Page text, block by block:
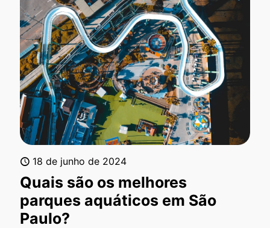
18 de junho de 2024
Quais são os melhores
parques aquáticos em São
Paulo?